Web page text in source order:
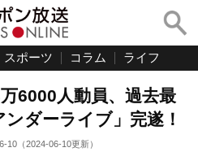
スポーツ コラム ライフ
6000人動員、過去最
ダーライブ」完遂！
10 （2024-06-10更新）